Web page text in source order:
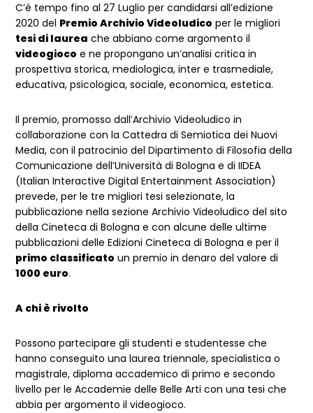
C’è tempo fino al 27 Luglio per candidarsi all’edizione
2020 del Premio Archivio Videoludico per le migliori
tesi di laurea che abbiano come argomento il
videogioco e ne propongano un’analisi critica in
prospettiva storica, mediologica, inter e trasmediale,
educativa, psicologica, sociale, economica, estetica.
Il premio, promosso dall’Archivio Videoludico in
collaborazione con la Cattedra di Semiotica dei Nuovi
Media, con il patrocinio del Dipartimento di Filosofia della
Comunicazione dell’Università di Bologna e di IIDEA
(Italian Interactive Digital Entertainment Association)
prevede, per le tre migliori tesi selezionate, la
pubblicazione nella sezione Archivio Videoludico del sito
della Cineteca di Bologna e con alcune delle ultime
pubblicazioni delle Edizioni Cineteca di Bologna e per il
primo classificato un premio in denaro del valore di
1000 euro.
A chi è rivolto
Possono partecipare gli studenti e studentesse che
hanno conseguito una laurea triennale, specialistica o
magistrale, diploma accademico di primo e secondo
livello per le Accademie delle Belle Arti con una tesi che
abbia per argomento il videogioco.